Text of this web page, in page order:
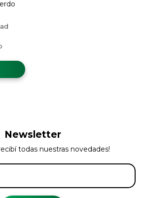
Newsletter
todas nuestras novedades!